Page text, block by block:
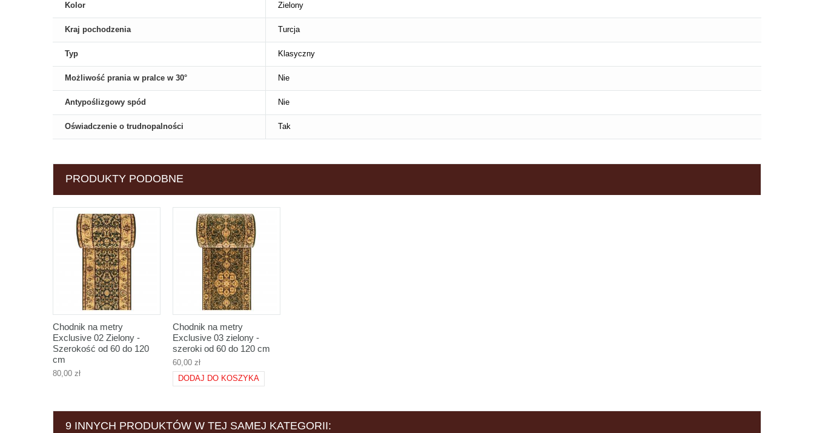
Kolor Zielony
Kraj pochodzenia Turcja
Typ Klasyczny
Możliwość prania w pralce w 30° Nie
Antypoślizgowy spód Nie
Oświadczenie o trudnopalności Tak
PRODUKTY PODOBNE
Chodnik na metry
Exclusive 02 Zielony -
Szerokość od 60 do 120
cm
80,00 zł
Chodnik na metry
Exclusive 03 zielony -
szeroki od 60 do 120 cm
60,00 zł
DODAJ DO KOSZYKA
9 INNYCH PRODUKTÓW W TEJ SAMEJ KATEGORII: